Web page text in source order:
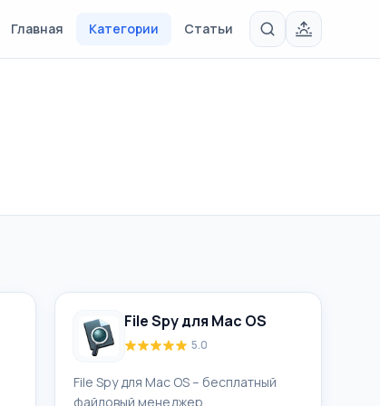
Главная Категории Статьи
File Spy для Mac OS
5.0
File Spy для Mac OS – бесплатный
файловый менеджер,